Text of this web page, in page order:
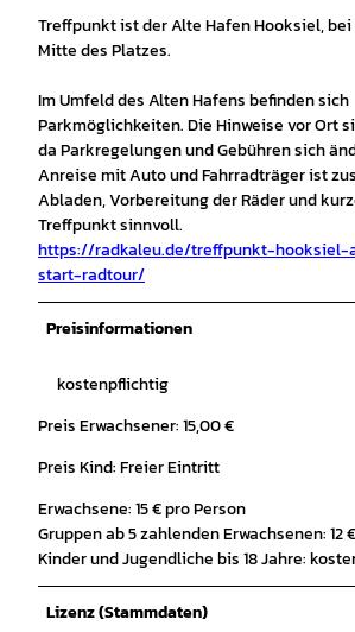
Treffpunkt ist der Alte Hafen Hooksiel,
Mitte des Platzes.
Im Umfeld des Alten Hafens befinden sich
Parkmöglichkeiten. Die Hinweise vor Ort
da Parkregelungen und Gebühren sich
Anreise mit Auto und Fahrradträger ist
Abladen, Vorbereitung der Räder und
Treffpunkt sinnvoll.
https://radkaleu.de/treffpunkt-hooksiel-
start-radtour/
Preisinformationen
kostenpflichtig
Preis Erwachsener: 15,00 €
Preis Kind: Freier Eintritt
Erwachsene: 15 € pro Person
Gruppen ab 5 zahlenden Erwachsenen: 12
Kinder und Jugendliche bis 18 Jahre:
Lizenz (Stammdaten)